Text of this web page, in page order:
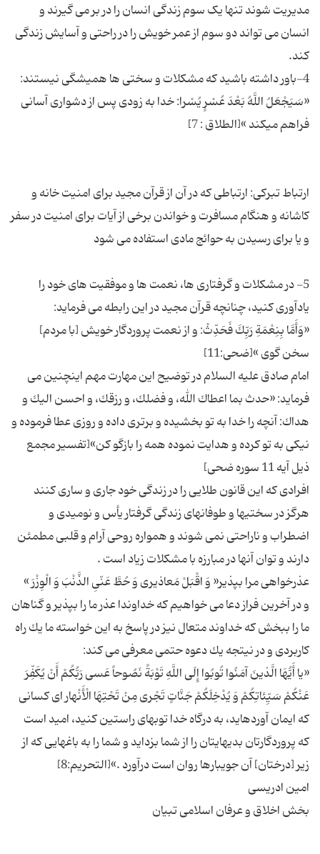
مدیریت شوند تنها یک سوم زندگی انسان را در بر می گیرند و
انسان می تواند دو سوم از عمر خویش را در راحتی و آسایش زندگی
4-باور داشته باشید كه مشكلات و سختی ها همیشگی نیستند:
«سَیَجْعَلُ اللَّهُ بَعْدَ عُسْرٍ یُسْرا: خدا به زودى پس از دشوارى آسانى
ارتباط تبركی: ارتباطی كه در آن از قرآن مجید برای امنیت خانه و
كاشانه و هنگام مسافرت و خواندن برخی از آیات برای امنیت در سفر
5- در مشكلات و گرفتاری ها، نعمت ها و موفقیت های خود را
«وَأَمَّا بِنِعْمَةِ رَبِّكَ فَحَدِّثْ: و از نعمت پروردگار خویش [با مردم‏]
امام صادق علیه السلام در توضیح این مهارت مهم اینچنین می
فرماید: «حدث بما اعطاك الله، و فضلك، و رزقك، و احسن الیك و
هداك: آنچه را خدا به تو بخشیده و برترى داده و روزى عطا فرموده و
نیكى به تو كرده و هدایت نموده همه را بازگو كن»[تفسیر مجمع
افرادی که این قانون طلایی را در زندگی خود جاری و ساری کنند
هرگز در سختیها و طوفانهاى زندگى گرفتار یأس و نومیدى و
اضطراب و ناراحتى نمى شوند و همواره روحى آرام و قلبى مطمئن
و در آخرین فراز دعا می خواهیم كه خداوندا عذر ما را بپذیر و گناهان
ما را ببخش كه خداوند متعال نیز در پاسخ به این خواسته ما یك راه
«یا أَیُّهَا الَّذینَ آمَنُوا تُوبُوا إِلَى اللَّهِ تَوْبَةً نَصُوحاً عَسى‏ رَبُّكُمْ أَنْ یُكَفِّرَ
عَنْكُمْ سَیِّئاتِكُمْ وَ یُدْخِلَكُمْ جَنَّاتٍ تَجْری مِنْ تَحْتِهَا الْأَنْهار اى كسانى
كه ایمان آورده‏اید، به درگاه خدا توبه‏اى راستین كنید، امید است
كه پروردگارتان بدیهایتان را از شما بزداید و شما را به باغهایى كه از
بخش اخلاق و عرفان اسلامی تبیان